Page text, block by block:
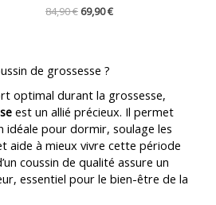
84,90€ 69,90€
de grossesse ?
optimal durant la grossesse,
est un allié précieux. Il permet
idéale pour dormir, soulage les
aide à mieux vivre cette période
coussin de qualité assure un
essentiel pour le bien-être de la